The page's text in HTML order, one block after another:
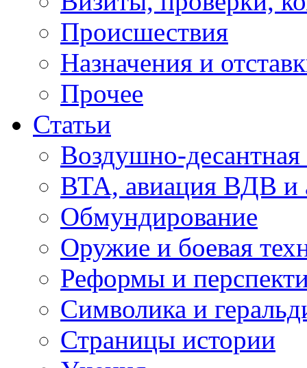
Происшествия
Назначения и
Прочее
Статьи
Воздушно-десантная
ВТА, авиация ВДВ и
Обмундирование
Оружие и боевая
Реформы и
Символика и
Страницы истории